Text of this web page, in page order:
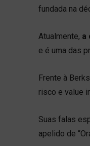
fundada na
Atualmente, a
e é uma das
Frente à
risco e value
Suas falas
apelido de